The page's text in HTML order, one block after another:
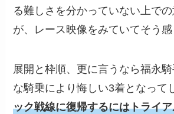
る難しさを分かっていない上で
が、レース映像をみていてそう感
展開と枠順、更に言うなら福永
な騎乗により悔しい3着となって
ック戦線に復帰するにはトライ